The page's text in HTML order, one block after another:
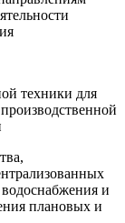
техники для
и
плановых и